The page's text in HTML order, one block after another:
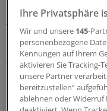
bzw. einem
Aufgrund der
Patienten die
Fremdniere
tumorspezifische
Die schlechteste
malignen Tumoren
Ihre Privatsphäre
Wir und unsere 145-
personenbezogene
Kennungen auf Ihrem
aktivieren Sie Tracking-
unsere Partner
bereitzustellen“
ablehnen oder Widerruf